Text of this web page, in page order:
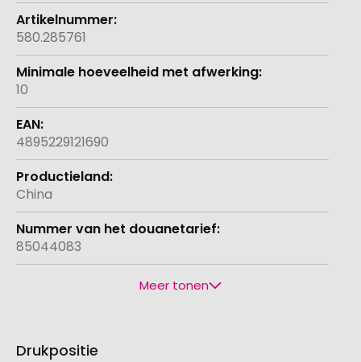
580.285761
10
4895229121690
China
85044083
Meer tonen
Drukpositie